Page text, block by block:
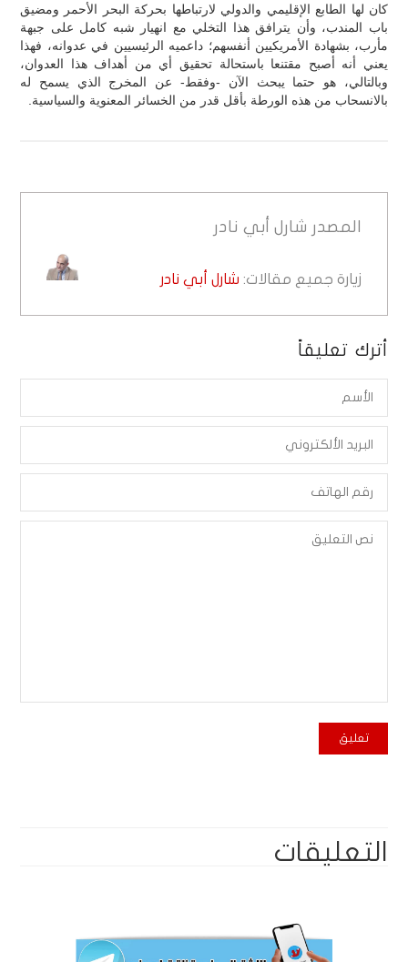
كان لها الطابع الإقليمي والدولي لارتباطها بحركة البحر الأحمر ومضيق
باب المندب، وأن يترافق هذا التخلي مع انهيار شبه كامل على جبهة
مأرب، بشهادة الأمريكيين أنفسهم؛ داعميه الرئيسيين في عدوانه، فهذا
يعني أنه أصبح مقتنعا باستحالة تحقيق أي من أهداف هذا العدوان،
وبالتالي، هو حتما يبحث الآن -وفقط- عن المخرج الذي يسمح له
بالانسحاب من هذه الورطة بأقل قدر من الخسائر المعنوية والسياسية.
المصدر شارل أبي نادر
زيارة جميع مقالات: شارل أبي نادر
أترك تعليقاً
التعليقات